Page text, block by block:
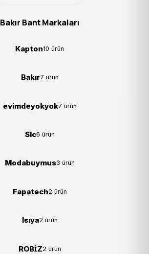
Bakır Bant Markaları
Kapton10 ürün
Bakır7 ürün
evimdeyokyok7 ürün
Slc6 ürün
Modabuymus3 ürün
Fapatech2 ürün
Isıya2 ürün
ROBİZ2 ürün